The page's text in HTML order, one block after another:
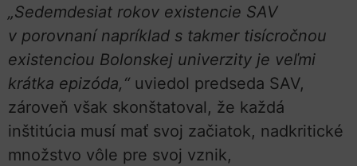
„Sedemdesiat rokov existencie SAV
v porovnaní napríklad s takmer tisícročnou
existenciou Bolonskej univerzity je veľmi
krátka epizóda,“ uviedol predseda SAV,
zároveň však skonštatoval, že každá
inštitúcia musí mať svoj začiatok, nadkritické
množstvo vôle pre svoj vznik,